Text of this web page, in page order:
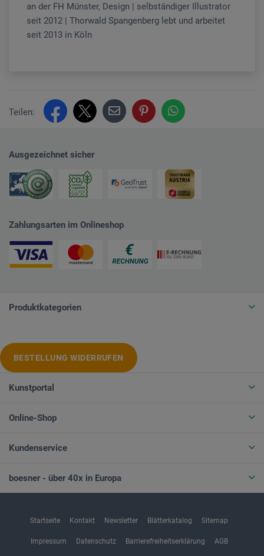
an der FH Münster, Design | selbständiger Illustrator
seit 2012 | Thorwald Spangenberg lebt und arbeitet
seit 2013 in Köln
Teilen:
Ausgezeichnet sicher
Zahlungsarten im Onlineshop
Produktkategorien
BESTELLUNG WIDERRUFEN
Kunstportal
Online-Shop
Kundenservice
boesner - über 40x in Europa
Startseite Kontakt Newsletter Blätterkatalog Sitemap
Impressum Datenschutz Barrierefreiheitserklärung AGB